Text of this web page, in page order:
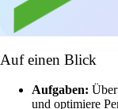
Auf einen Blick
Aufgaben:
und optimiere